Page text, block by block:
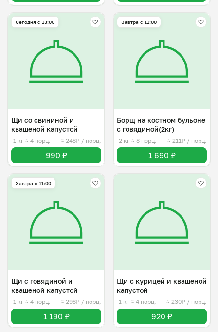
Сегодня с 13:00
Щи со свининой и
квашеной капустой
1 кг ≈ 4 порц. ≈ 248₽ / порц.
990 ₽
Завтра c 11:00
Борщ на костном бульоне
с говядиной(2кг)
2 кг ≈ 8 порц. ≈ 211₽ / порц.
1 690 ₽
Завтра c 11:00
Щи с говядиной и
квашеной капустой
1 кг ≈ 4 порц. ≈ 298₽ / порц.
1 190 ₽
Щи с курицей и квашеной
капустой
1 кг ≈ 4 порц. ≈ 230₽ / порц.
920 ₽